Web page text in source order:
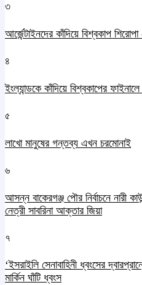
৩
আর্জেন্টাইনদের কাঁদিয়ে বিশ্বকাপ
৪
ইংল্যান্ডকে কাঁদিয়ে বিশ্বকাপের ফাইনালে
৫
লাখো মানুষের গন্তব্য এখন চরমোনাই
৬
আসন্ন বাকেরগঞ্জ পৌর নির্বাচনে নারী
নেত্রী সাবরিনা আক্তার জিয়া
৭
‘ইসরাইলি সেনাবাহিনী ধ্বংসের
মার্কিন ঘাঁটি ধ্বংস